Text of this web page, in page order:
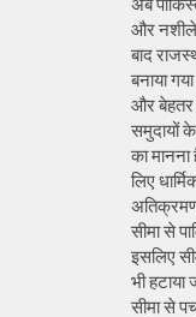
और नशीले
बाद
बनाया
और बेहतर
समुदायों के
का
लिए
अतिक्रमण
सीमा से
इसलिए
भी हटाया
सीमा से